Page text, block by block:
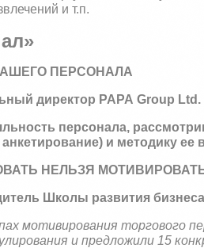
и т.п.
ПЕРСОНАЛА
директор PAPA Group Ltd .
персонала,
и методику ее
НЕЛЬЗЯ
Школы развития
мотивирования торгового
и предложили 15